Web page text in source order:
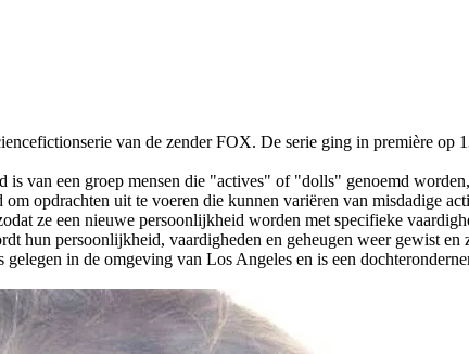
van de zender FOX. De serie ging in première op
van een groep mensen die "actives" of "dolls" genoemd
opdrachten uit te voeren die kunnen variëren van misdadige
ze een nieuwe persoonlijkheid worden met specifieke
hun persoonlijkheid, vaardigheden en geheugen weer gewist
in de omgeving van Los Angeles en is een